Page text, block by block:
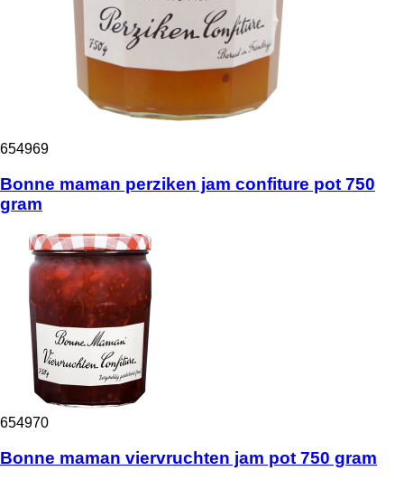
654969
Bonne maman perziken jam confiture pot 750
gram
654970
Bonne maman viervruchten jam pot 750 gram